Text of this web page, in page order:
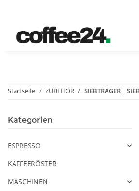
Startseite ZUBEHÖR SIEBTRÄGER |
Kategorien
ESPRESSO
KAFFEERÖSTER
MASCHINEN